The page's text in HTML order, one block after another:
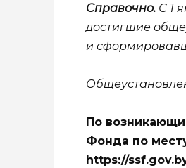
Справочно. С 1
достигшие
и
По
Фонда по
https://